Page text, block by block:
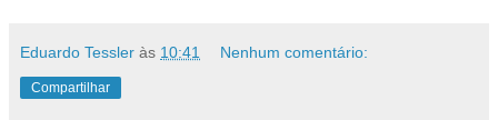
Eduardo Tessler às 10:41 Nenhum comentário:
Compartilhar